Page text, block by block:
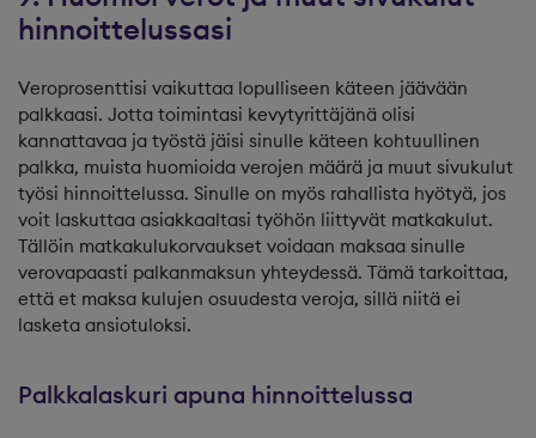
hinnoittelussasi
Veroprosenttisi vaikuttaa lopulliseen käteen jäävään
palkkaasi. Jotta toimintasi kevytyrittäjänä olisi
kannattavaa ja työstä jäisi sinulle käteen kohtuullinen
palkka, muista huomioida verojen määrä ja muut sivukulut
työsi hinnoittelussa. Sinulle on myös rahallista hyötyä, jos
voit laskuttaa asiakkaaltasi työhön liittyvät matkakulut.
Tällöin matkakulukorvaukset voidaan maksaa sinulle
verovapaasti palkanmaksun yhteydessä. Tämä tarkoittaa,
että et maksa kulujen osuudesta veroja, sillä niitä ei
lasketa ansiotuloksi.
Palkkalaskuri apuna hinnoittelussa